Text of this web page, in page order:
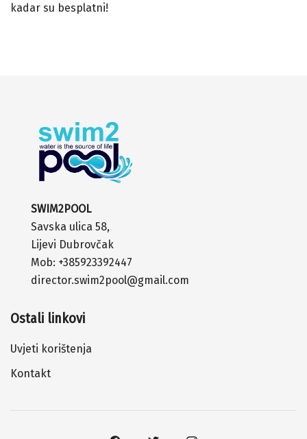
kadar su besplatni!
SWIM2POOL
Savska ulica 58,
Lijevi Dubrovčak
Mob: +385923392447
director.swim2pool@gmail.com
Ostali linkovi
Uvjeti korištenja
Kontakt